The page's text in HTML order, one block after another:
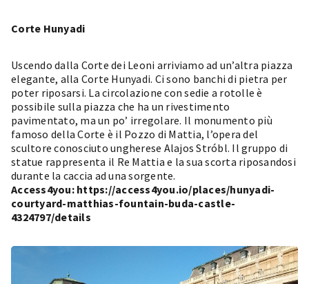
Corte Hunyadi
Uscendo dalla Corte dei Leoni arriviamo ad un’altra piazza
elegante, alla Corte Hunyadi. Ci sono banchi di pietra per
poter riposarsi. La circolazione con sedie a rotolle è
possibile sulla piazza che ha un rivestimento
pavimentato, ma un po’ irregolare. Il monumento più
famoso della Corte è il Pozzo di Mattia, l’opera del
scultore conosciuto ungherese Alajos Stróbl. Il gruppo di
statue rappresenta il Re Mattia e la sua scorta riposandosi
durante la caccia ad una sorgente.
Access4you: https://access4you.io/places/hunyadi-
courtyard-matthias-fountain-buda-castle-
4324797/details